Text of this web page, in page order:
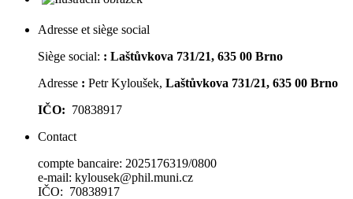
Adresse et siège social
Siège social: : Laštůvkova 731/21, 635 00 Brno
Adresse : Petr Kyloušek, Laštůvkova 731/21, 635 00 Brno
IČO: 70838917
Contact
compte bancaire: 2025176319/0800
e-mail: kylousek@phil.muni.cz
IČO: 70838917